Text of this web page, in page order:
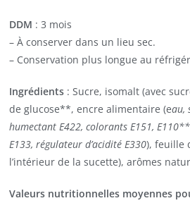
DDM : 3 mois
– À conserver dans un lieu sec.
– Conservation plus longue au
Ingrédients : Sucre, isomalt (avec
de glucose**, encre alimentaire (eau,
humectant E422, colorants E151,
E133, régulateur d’acidité E330), feuille
l’intérieur de la sucette), arômes
Valeurs nutritionnelles moyennes